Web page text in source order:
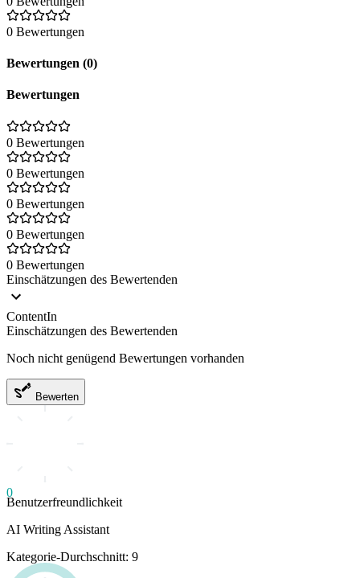
0 Bewertungen
Bewertungen (0)
Bewertungen
0 Bewertungen
0 Bewertungen
0 Bewertungen
0 Bewertungen
0 Bewertungen
Einschätzungen des Bewertenden
ContentIn
Einschätzungen des Bewertenden
Noch nicht genügend Bewertungen vorhanden
Bewerten
0
Benutzerfreundlichkeit
AI Writing Assistant
Kategorie-Durchschnitt: 9